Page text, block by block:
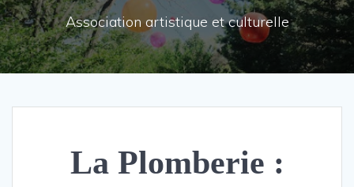
Association artistique et culturelle
La Plomberie :